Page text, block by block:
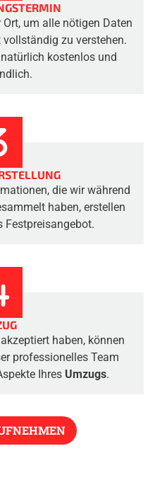
um alle nötigen Daten
zu verstehen.
kostenlos und
die wir während
haben, erstellen
Festpreisangebot.
haben, können
professionelles Team
Ihres Umzugs.